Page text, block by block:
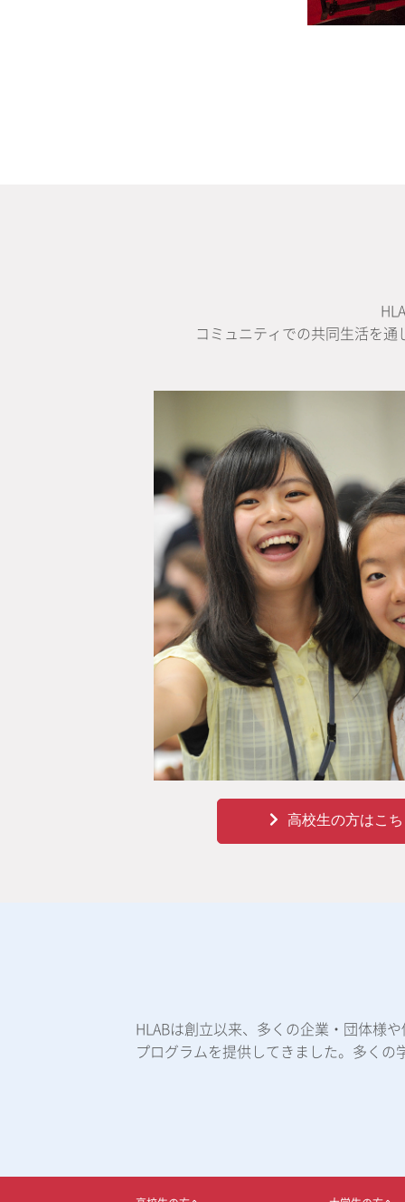
コミュニティでの共同生活を
高校生の方はこ
HLABは創立以来、多くの企業・団体様
プログラムを提供してきました。多く